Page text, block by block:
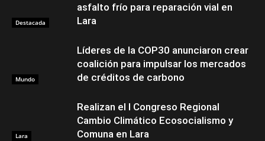
Destacada
asfalto frío para reparación vial en
Lara
Mundo
Líderes de la COP30 anunciaron crear
coalición para impulsar los mercados
de créditos de carbono
Lara
Realizan el I Congreso Regional
Cambio Climático Ecosocialismo y
Comuna en Lara